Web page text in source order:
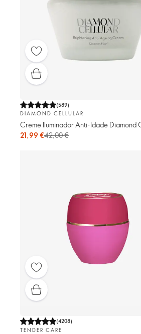
(589)
DIAMOND CELLULAR
Creme Iluminador Anti-Idade Diamond
21,99 €42,00 €
(4208)
TENDER CARE